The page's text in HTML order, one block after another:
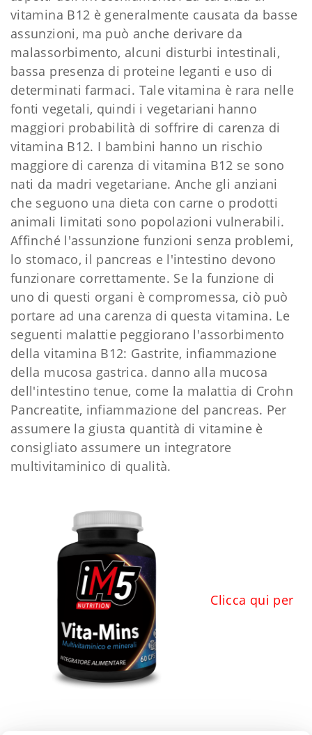
vitamina B12 è generalmente causata da basse
assunzioni, ma può anche derivare da
malassorbimento, alcuni disturbi intestinali,
bassa presenza di proteine ​​leganti e uso di
determinati farmaci. Tale vitamina è rara nelle
fonti vegetali, quindi i vegetariani hanno
maggiori probabilità di soffrire di carenza di
vitamina B12. I bambini hanno un rischio
maggiore di carenza di vitamina B12 se sono
nati da madri vegetariane. Anche gli anziani
che seguono una dieta con carne o prodotti
animali limitati sono popolazioni vulnerabili.
Affinché l'assunzione funzioni senza problemi,
lo stomaco, il pancreas e l'intestino devono
funzionare correttamente. Se la funzione di
uno di questi organi è compromessa, ciò può
portare ad una carenza di questa vitamina. Le
seguenti malattie peggiorano l'assorbimento
della vitamina B12: Gastrite, infiammazione
della mucosa gastrica. danno alla mucosa
dell'intestino tenue, come la malattia di Crohn
Pancreatite, infiammazione del pancreas. Per
assumere la giusta quantità di vitamine è
consigliato assumere un integratore
multivitaminico di qualità.
Clicca qui per